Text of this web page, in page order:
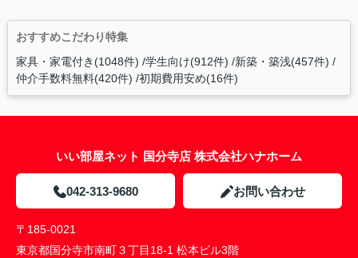
おすすめこだわり特集
家具・家電付き(1048件) 学生向け(912件) 新築・築浅(457件)
仲介手数料無料(420件) 初期費用安め(16件)
いい部屋ネット 国分寺店 株式会社ハナホーム
042-313-9680 お問い合わせ
〒185-0021
東京都国分寺市南町３丁目18-1 松本ビル3階